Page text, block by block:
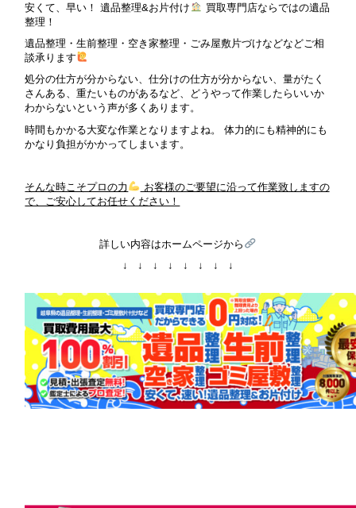
安くて、早い！ 遺品整理&お片付け
買取専門店ならではの遺品
整理！
遺品整理・生前整理・空き家整理・ごみ屋敷片づけなどなどご相
談承ります
処分の仕方が分からない、仕分けの仕方が分からない、量がたく
さんある、重たいものがあるなど、どうやって作業したらいいか
わからないという声が多くあります。
時間もかかる大変な作業となりますよね。 体力的にも精神的にも
かなり負担がかかってしまいます。
そんな時こそプロの力
お客様のご要望に沿って作業致しますの
で、ご安心してお任せください！
詳しい内容はホームページから
↓ ↓ ↓ ↓ ↓ ↓ ↓ ↓